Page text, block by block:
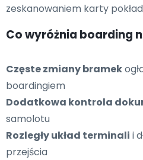
zeskanowaniem karty
Co wyróżnia boarding
Częste zmiany bramek
boardingiem
Dodatkowa kontrola
samolotu
Rozległy układ terminali i
przejścia